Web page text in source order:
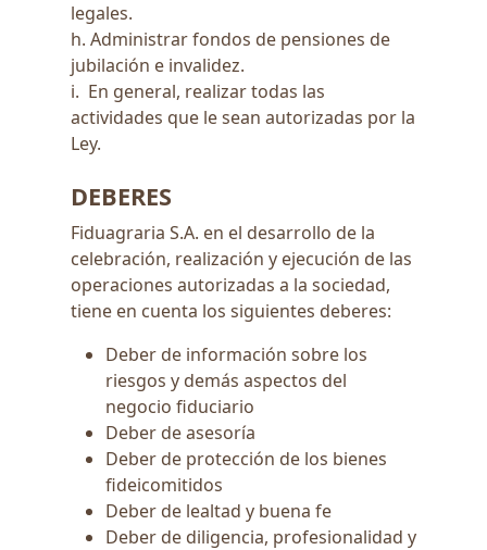
legales.
h. Administrar fondos de pensiones de
jubilación e invalidez.
i. En general, realizar todas las
actividades que le sean autorizadas por la
Ley.
DEBERES
Fiduagraria S.A. en el desarrollo de la
celebración, realización y ejecución de las
operaciones autorizadas a la sociedad,
tiene en cuenta los siguientes deberes:
Deber de información sobre los
riesgos y demás aspectos del
negocio fiduciario
Deber de asesoría
Deber de protección de los bienes
fideicomitidos
Deber de lealtad y buena fe
Deber de diligencia, profesionalidad y